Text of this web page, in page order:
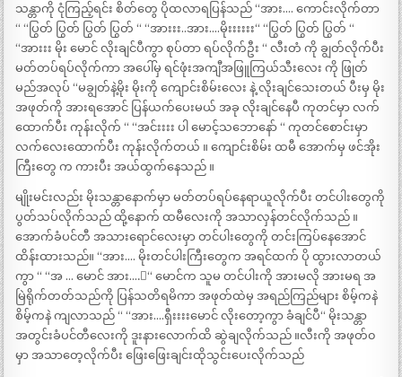
သန္တာကို ငုံကြည့်ရင်း စိတ်တွေ ပိုထလာရပြန်သည် “အား…. ကောင်းလိုက်တာ
“ “ပြွတ် ပြွတ် ပြွတ် ပြွတ် “ “အားးး..အား….မိုးးးးးး“ “ပြွတ် ပြွတ် ပြွတ် “
“အားးး မိုး မောင် လိုးချင်ပီကွာ စုပ်တာ ရပ်လိုက်ဦး “ လီးတံ ကို ချွတ်လိုက်ပီး
မတ်တပ်ရပ်လိုက်ကာ အပေါ်မှ ရင်ဖုံးအကျီအဖြူကြယ်သီးလေး ကို ဖြုတ်
မည်အလုပ် “မချွတ်နဲ့မိုး မိုးကို ကျောင်းစိမ်းလေး နဲ့ လိုးချင်သေးတယ် ပီးမှ မိုး
အဖုတ်ကို အားရအောင် ပြန်ယက်ပေးမယ် အခု လိုးချင်နေပီ ကုတင်မှာ လက်
ထောက်ပီး ကုန်းလိုက် “ “အင်းးးး ပါ မောင့်သဘောနော် “ ကုတင်စောင်းမှာ
လက်လေးထောက်ပီး ကုန်းလိုက်တယ် ။ ကျောင်းစိမ်း ထမီ အောက်မှ ဖင်အိုး
ကြီးတွေ က ကားပီး အယ်ထွက်နေသည် ။
မျိုးမင်းလည်း မိုးသန္တာနောက်မှာ မတ်တပ်ရပ်နေရာယူလိုက်ပီး တင်ပါးတွေကို
ပွတ်သပ်လိုက်သည် ထို့နောက် ထမီလေးကို အသာလှန်တင်လိုက်သည် ။
အောက်ခံပင်တီ အသားရောင်လေးမှာ တင်ပါးတွေကို တင်းကြပ်နေအောင်
ထိန်းထားသည်။ “အား…. မိုးတင်ပါးကြီးတွေက အရင်ထက် ပို ထွားလာတယ်
ကွာ “ “အ … မောင် အား….း“ မောင်က သူမ တင်ပါးကို အားမလို အားမရ အ
မြဲရိုက်တတ်သည်ကို ပြန်သတိရမိကာ အဖုတ်ထဲမှ အရည်ကြည်များ စိမ့်ကနဲ
စိမ့်ကနဲ ကျလာသည် “ “အား….ရှီးးးးမောင် လိုးတော့ကွာ ခံချင်ပီ“ မိုးသန္တာ
အတွင်းခံပင်တီလေးကို ဒူးနားလောက်ထိ ဆွဲချလိုက်သည် ။လီးကို အဖုတ်၀
မှာ အသာတေ့လိုက်ပီး ဖြေးဖြေးချင်းထိုသွင်းပေးလိုက်သည်